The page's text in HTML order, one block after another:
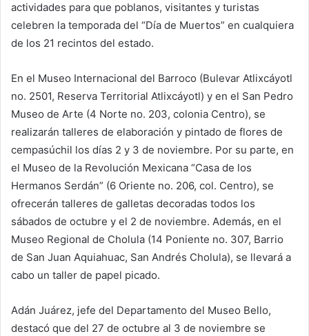
actividades para que poblanos, visitantes y turistas
celebren la temporada del “Día de Muertos” en cualquiera
de los 21 recintos del estado.
En el Museo Internacional del Barroco (Bulevar Atlixcáyotl
no. 2501, Reserva Territorial Atlixcáyotl) y en el San Pedro
Museo de Arte (4 Norte no. 203, colonia Centro), se
realizarán talleres de elaboración y pintado de flores de
cempasúchil los días 2 y 3 de noviembre. Por su parte, en
el Museo de la Revolución Mexicana “Casa de los
Hermanos Serdán” (6 Oriente no. 206, col. Centro), se
ofrecerán talleres de galletas decoradas todos los
sábados de octubre y el 2 de noviembre. Además, en el
Museo Regional de Cholula (14 Poniente no. 307, Barrio
de San Juan Aquiahuac, San Andrés Cholula), se llevará a
cabo un taller de papel picado.
Adán Juárez, jefe del Departamento del Museo Bello,
destacó que del 27 de octubre al 3 de noviembre se